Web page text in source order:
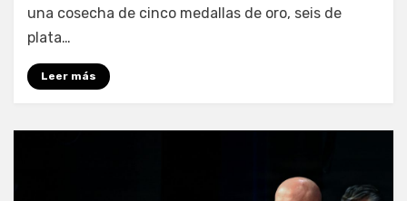
una cosecha de cinco medallas de oro, seis de
plata…
Leer más